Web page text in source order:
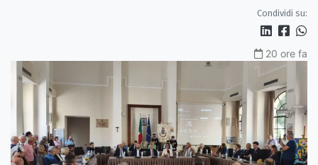
Condividi su:
20 ore fa